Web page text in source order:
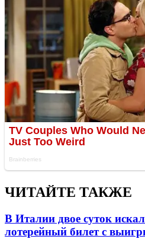
ЧИТАЙТЕ ТАКЖЕ
В Италии двое суток
лотерейный билет с